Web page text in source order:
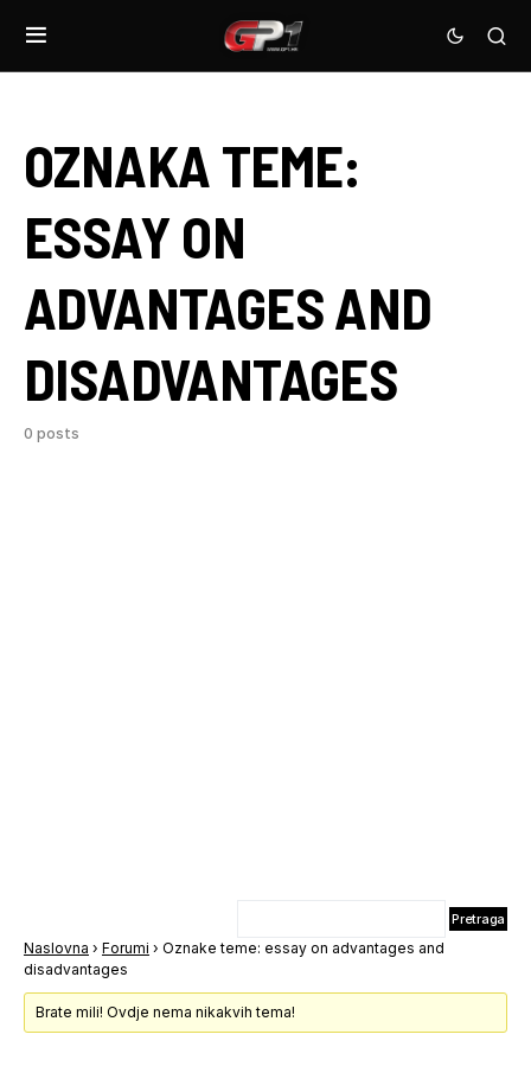
OZNAKA TEME:
ESSAY ON
ADVANTAGES AND
DISADVANTAGES
0 posts
Naslovna › Forumi › Oznake teme: essay on advantages and
disadvantages
Brate mili! Ovdje nema nikakvih tema!